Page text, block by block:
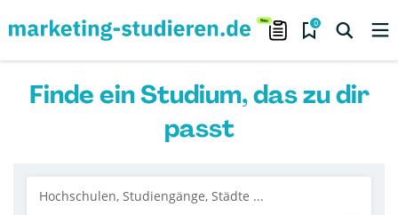
0
Finde ein Studium, das zu dir
passt